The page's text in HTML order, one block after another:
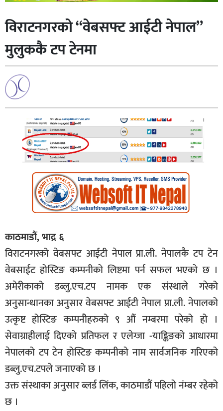
विराटनगरको “वेबसफ्ट आईटी नेपाल”
मुलुककै टप टेनमा
काठमाडौं, भाद्र ६
विराटनगरको वेबसफ्ट आईटी नेपाल प्रा.ली. नेपालकै टप टेन
वेबसाईट होस्टिङ कम्पनीको लिष्टमा पर्न सफल भएको छ ।
अमेरीकाको डब्लु.एच.टप नामक एक संस्थाले गरेको
अनुसान्धानका अनुसार वेबसफ्ट आईटी नेपाल प्रा.ली. नेपालको
उत्कृष्ट होस्टिङ कम्पनीेहरुको ९ औं नम्बरमा परेको हो ।
सेवाग्राहीलाई दिएको प्रतिफल र एलेग्जा -याङ्किङको आधारमा
नेपालको टप टेन होस्टिङ कम्पनीको नाम सार्वजनिक गरिएको
डब्लु.एच.टपले जनाएको छ ।
उक्त संस्थाका अनुसार ब्लर्ड लिंक, काठमाडौं पहिलो नंम्बर रहेको
छ ।